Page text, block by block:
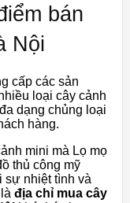
bán
Nội
cấp các sản
loại cây cảnh
dạng chủng loại
hàng.
mini mà Lọ mọ
thủ công mỹ
sự nhiệt tình và
là địa chỉ mua cây